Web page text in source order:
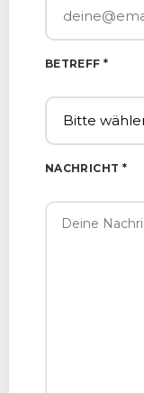
BETREFF *
NACHRICHT *